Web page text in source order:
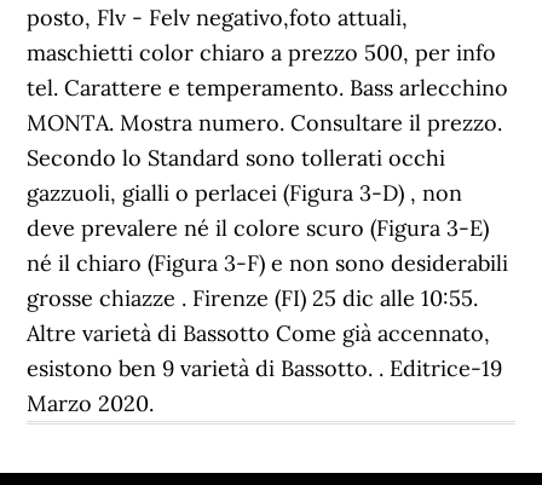
posto, Flv - Felv negativo,foto attuali,
maschietti color chiaro a prezzo 500, per info
tel. Carattere e temperamento. Bass arlecchino
MONTA. Mostra numero. Consultare il prezzo.
Secondo lo Standard sono tollerati occhi
gazzuoli, gialli o perlacei (Figura 3-D) , non
deve prevalere né il colore scuro (Figura 3-E)
né il chiaro (Figura 3-F) e non sono desiderabili
grosse chiazze . Firenze (FI) 25 dic alle 10:55.
Altre varietà di Bassotto Come già accennato,
esistono ben 9 varietà di Bassotto. . Editrice-19
Marzo 2020.